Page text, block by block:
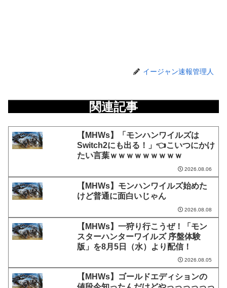
イージャン速報管理人
関連記事
【MHWs】「モンハンワイルズは
Switch2にも出る！」👈こいつにかけ
たい言葉ｗｗｗｗｗｗｗｗｗ
2026.08.06
【MHWs】モンハンワイルズ始めた
けど普通に面白いじゃん
2026.08.08
【MHWs】一狩り行こうぜ！「モン
スターハンターワイルズ 序盤体験
版」を8月5日（水）より配信！
2026.08.05
【MHWs】ゴールドエディションの